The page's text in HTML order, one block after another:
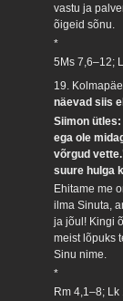
vastu ja
õigeid sõnu.
*
5Ms 7,6–12;
19.
näevad siis
Siimon
ega ole
võrgud
suure hulga
Ehitame me
ilma Sinuta,
ja jõul! Kingi
meist lõpuks
Sinu nime.
*
Rm 4,1–8;